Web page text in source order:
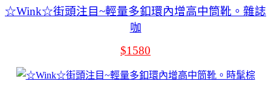
☆Wink☆街頭注目~輕量多釦環內增高中筒靴。雜誌
咖
$1580